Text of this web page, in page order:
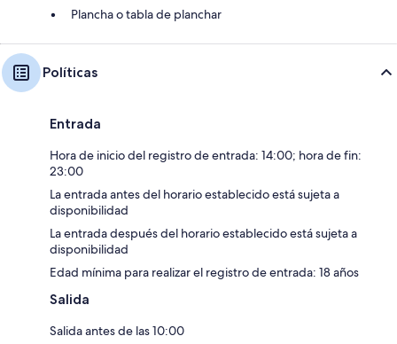
Plancha o tabla de planchar
Políticas
Entrada
Hora de inicio del registro de entrada: 14:00; hora de fin:
23:00
La entrada antes del horario establecido está sujeta a
disponibilidad
La entrada después del horario establecido está sujeta a
disponibilidad
Edad mínima para realizar el registro de entrada: 18 años
Salida
Salida antes de las 10:00